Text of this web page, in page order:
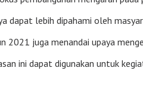
lebih dipahami oleh
juga menandai upaya
ini dapat digunakan untuk